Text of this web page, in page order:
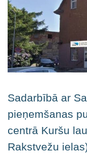
Sadarbībā ar
pieņemšanas
centrā Kuršu
Rakstvežu